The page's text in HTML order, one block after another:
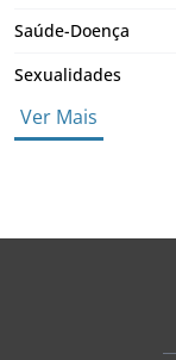
Saúde-Doença
Sexualidades
Ver Mais